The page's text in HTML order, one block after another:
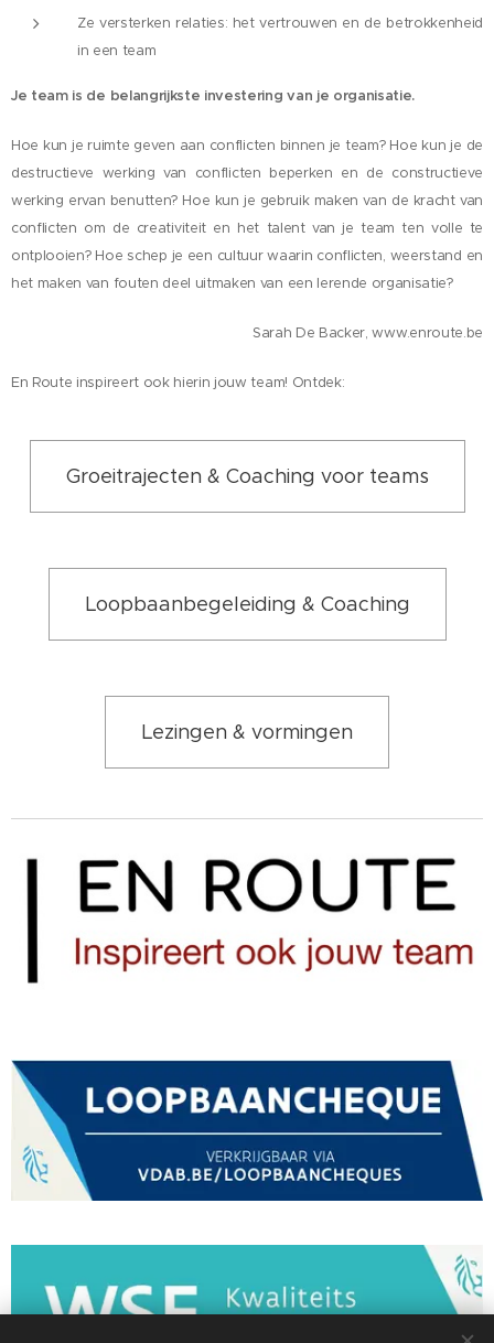
Ze versterken relaties: het vertrouwen en de betrokkenheid
in een team
Je team is de belangrijkste investering van je organisatie.
Hoe kun je ruimte geven aan conflicten binnen je team? Hoe kun je de
destructieve werking van conflicten beperken en de constructieve
werking ervan benutten? Hoe kun je gebruik maken van de kracht van
conflicten om de creativiteit en het talent van je team ten volle te
ontplooien? Hoe schep je een cultuur waarin conflicten, weerstand en
het maken van fouten deel uitmaken van een lerende organisatie?
Sarah De Backer, www.enroute.be
En Route inspireert ook hierin jouw team! Ontdek:
Groeitrajecten & Coaching voor teams
Loopbaanbegeleiding & Coaching
Lezingen & vormingen